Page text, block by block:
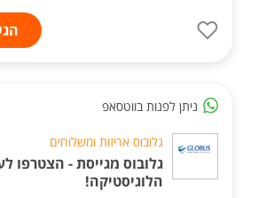
ניתן לפנות בווטסאפ
גלובוס אריזות ומשלוחים
גלובוס מגייסת - הצטרפו
הלוגיסטיקה!